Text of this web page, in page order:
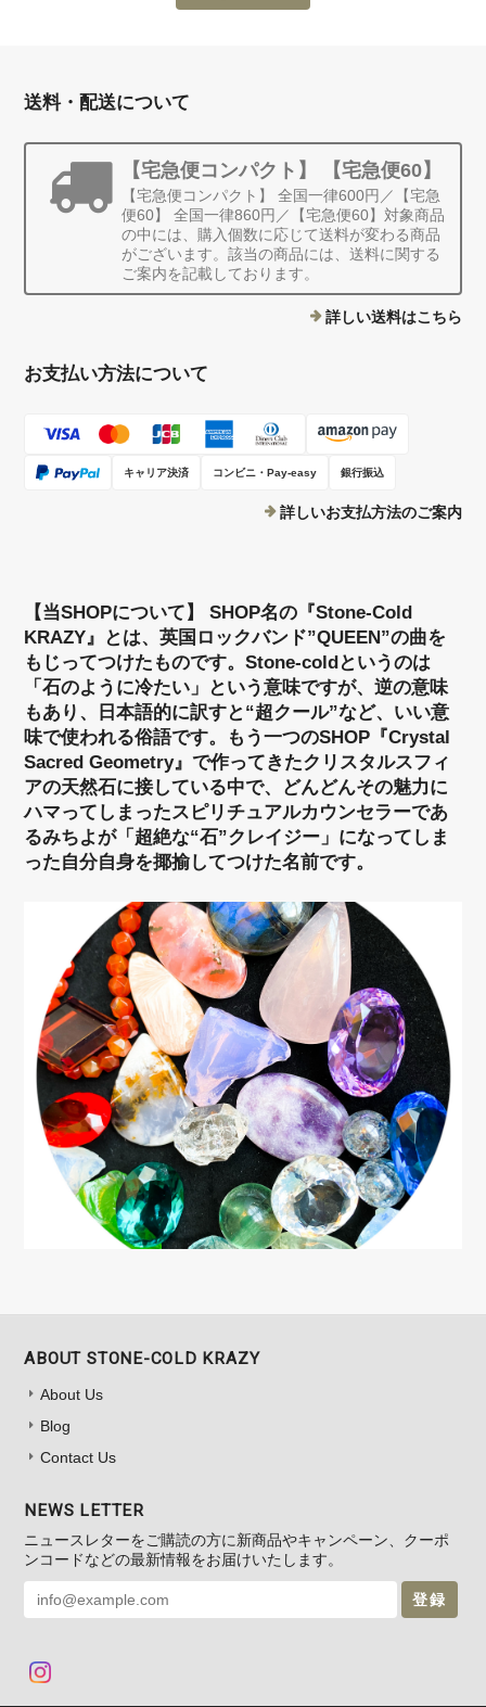
送料・配送について
【宅急便コンパクト】 【宅急便60】
【宅急便コンパクト】 全国一律600円／【宅急
便60】 全国一律860円／【宅急便60】対象商品
の中には、購入個数に応じて送料が変わる商品
がございます。該当の商品には、送料に関する
ご案内を記載しております。
詳しい送料はこちら
お支払い方法について
キャリア決済 コンビニ・Pay-easy 銀行振込
詳しいお支払方法のご案内
【当SHOPについて】 SHOP名の『Stone-Cold
KRAZY』とは、英国ロックバンド”QUEEN”の曲を
もじってつけたものです。Stone-coldというのは
「石のように冷たい」という意味ですが、逆の意味
もあり、日本語的に訳すと“超クール”など、いい意
味で使われる俗語です。もう一つのSHOP『Crystal
Sacred Geometry』で作ってきたクリスタルスフィ
アの天然石に接している中で、どんどんその魅力に
ハマってしまったスピリチュアルカウンセラーであ
るみちよが「超絶な“石”クレイジー」になってしま
った自分自身を揶揄してつけた名前です。
ABOUT STONE-COLD KRAZY
About Us
Blog
Contact Us
NEWS LETTER
ニュースレターをご購読の方に新商品やキャンペーン、クーポ
ンコードなどの最新情報をお届けいたします。
登録